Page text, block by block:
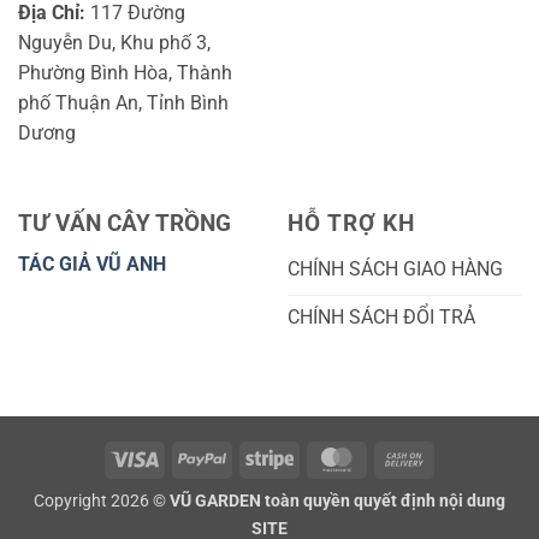
Địa Chỉ: 117 Đường
Nguyễn Du, Khu phố 3,
Phường Bình Hòa, Thành
phố Thuận An, Tỉnh Bình
Dương
TƯ VẤN CÂY TRỒNG
TÁC GIẢ VŨ ANH
HỖ TRỢ KH
CHÍNH SÁCH GIAO HÀNG
CHÍNH SÁCH ĐỔI TRẢ
Visa PayPal Stripe MasterCard
Delivery
Copyright 2026 ©VŨ GARDEN toàn quyền quyết định nội dung
SITE